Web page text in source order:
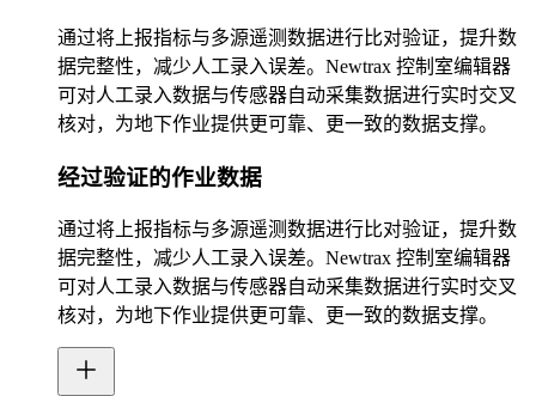
通过将上报指标与多源遥测数据进行比对验证，提升数
据完整性，减少人工录入误差。Newtrax 控制室编辑器
可对人工录入数据与传感器自动采集数据进行实时交叉
核对，为地下作业提供更可靠、更一致的数据支撑。
经过验证的作业数据
通过将上报指标与多源遥测数据进行比对验证，提升数
据完整性，减少人工录入误差。Newtrax 控制室编辑器
可对人工录入数据与传感器自动采集数据进行实时交叉
核对，为地下作业提供更可靠、更一致的数据支撑。